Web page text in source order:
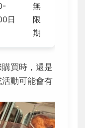
日
無
限
期
買時，還是
動可能會有